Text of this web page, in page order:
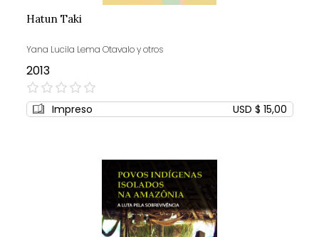
Hatun Taki
Yana Lucila Lema Otavalo y otros
2013
0%
Impreso USD $ 15,00